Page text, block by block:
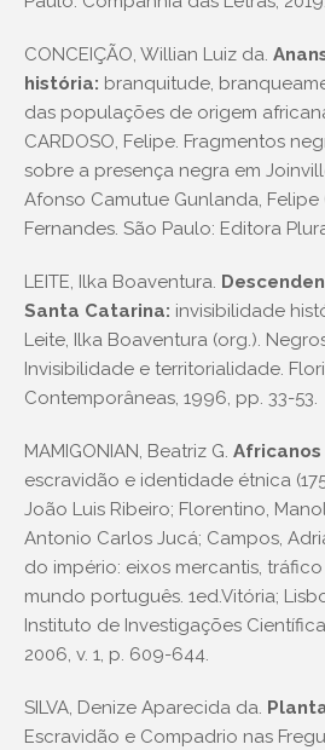
CONCEIÇÃO, Willian Luiz da.
história: branquitude,
das populações de origem
CARDOSO, Felipe. Fragmentos
sobre a presença negra em
Afonso Camutue Gunlanda, Felipe
Fernandes. São Paulo: Editora
LEITE, Ilka Boaventura.
Santa Catarina: invisibilidade
Leite, Ilka Boaventura (org.).
Invisibilidade e territorialidade.
Contemporâneas, 1996, pp. 33-53.
MAMIGONIAN, Beatriz G.
escravidão e identidade étnica
João Luis Ribeiro; Florentino,
Antonio Carlos Jucá; Campos,
do império: eixos mercantis,
mundo português. 1ed.Vitória;
Instituto de Investigações
2006, v. 1, p. 609-644.
SILVA, Denize Aparecida da.
Escravidão e Compadrio nas